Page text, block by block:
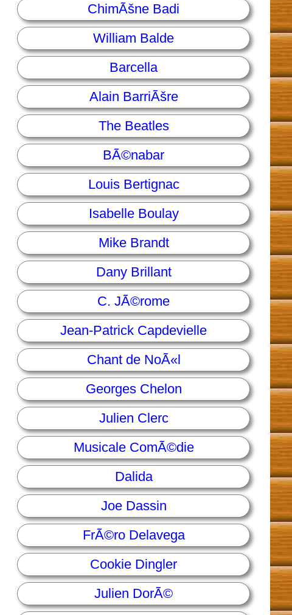
ChimÃšne Badi
William Balde
Barcella
Alain BarriÃšre
The Beatles
BÃ©nabar
Louis Bertignac
Isabelle Boulay
Mike Brandt
Dany Brillant
C. JÃ©rome
Jean-Patrick Capdevielle
Chant de NoÃ«l
Georges Chelon
Julien Clerc
Musicale ComÃ©die
Dalida
Joe Dassin
FrÃ©ro Delavega
Cookie Dingler
Julien DorÃ©